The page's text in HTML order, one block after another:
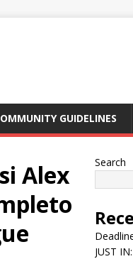
GUIDELINES
Alex
Search
JUST